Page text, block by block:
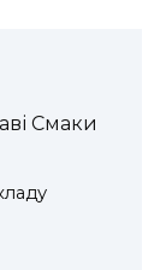
Смаки